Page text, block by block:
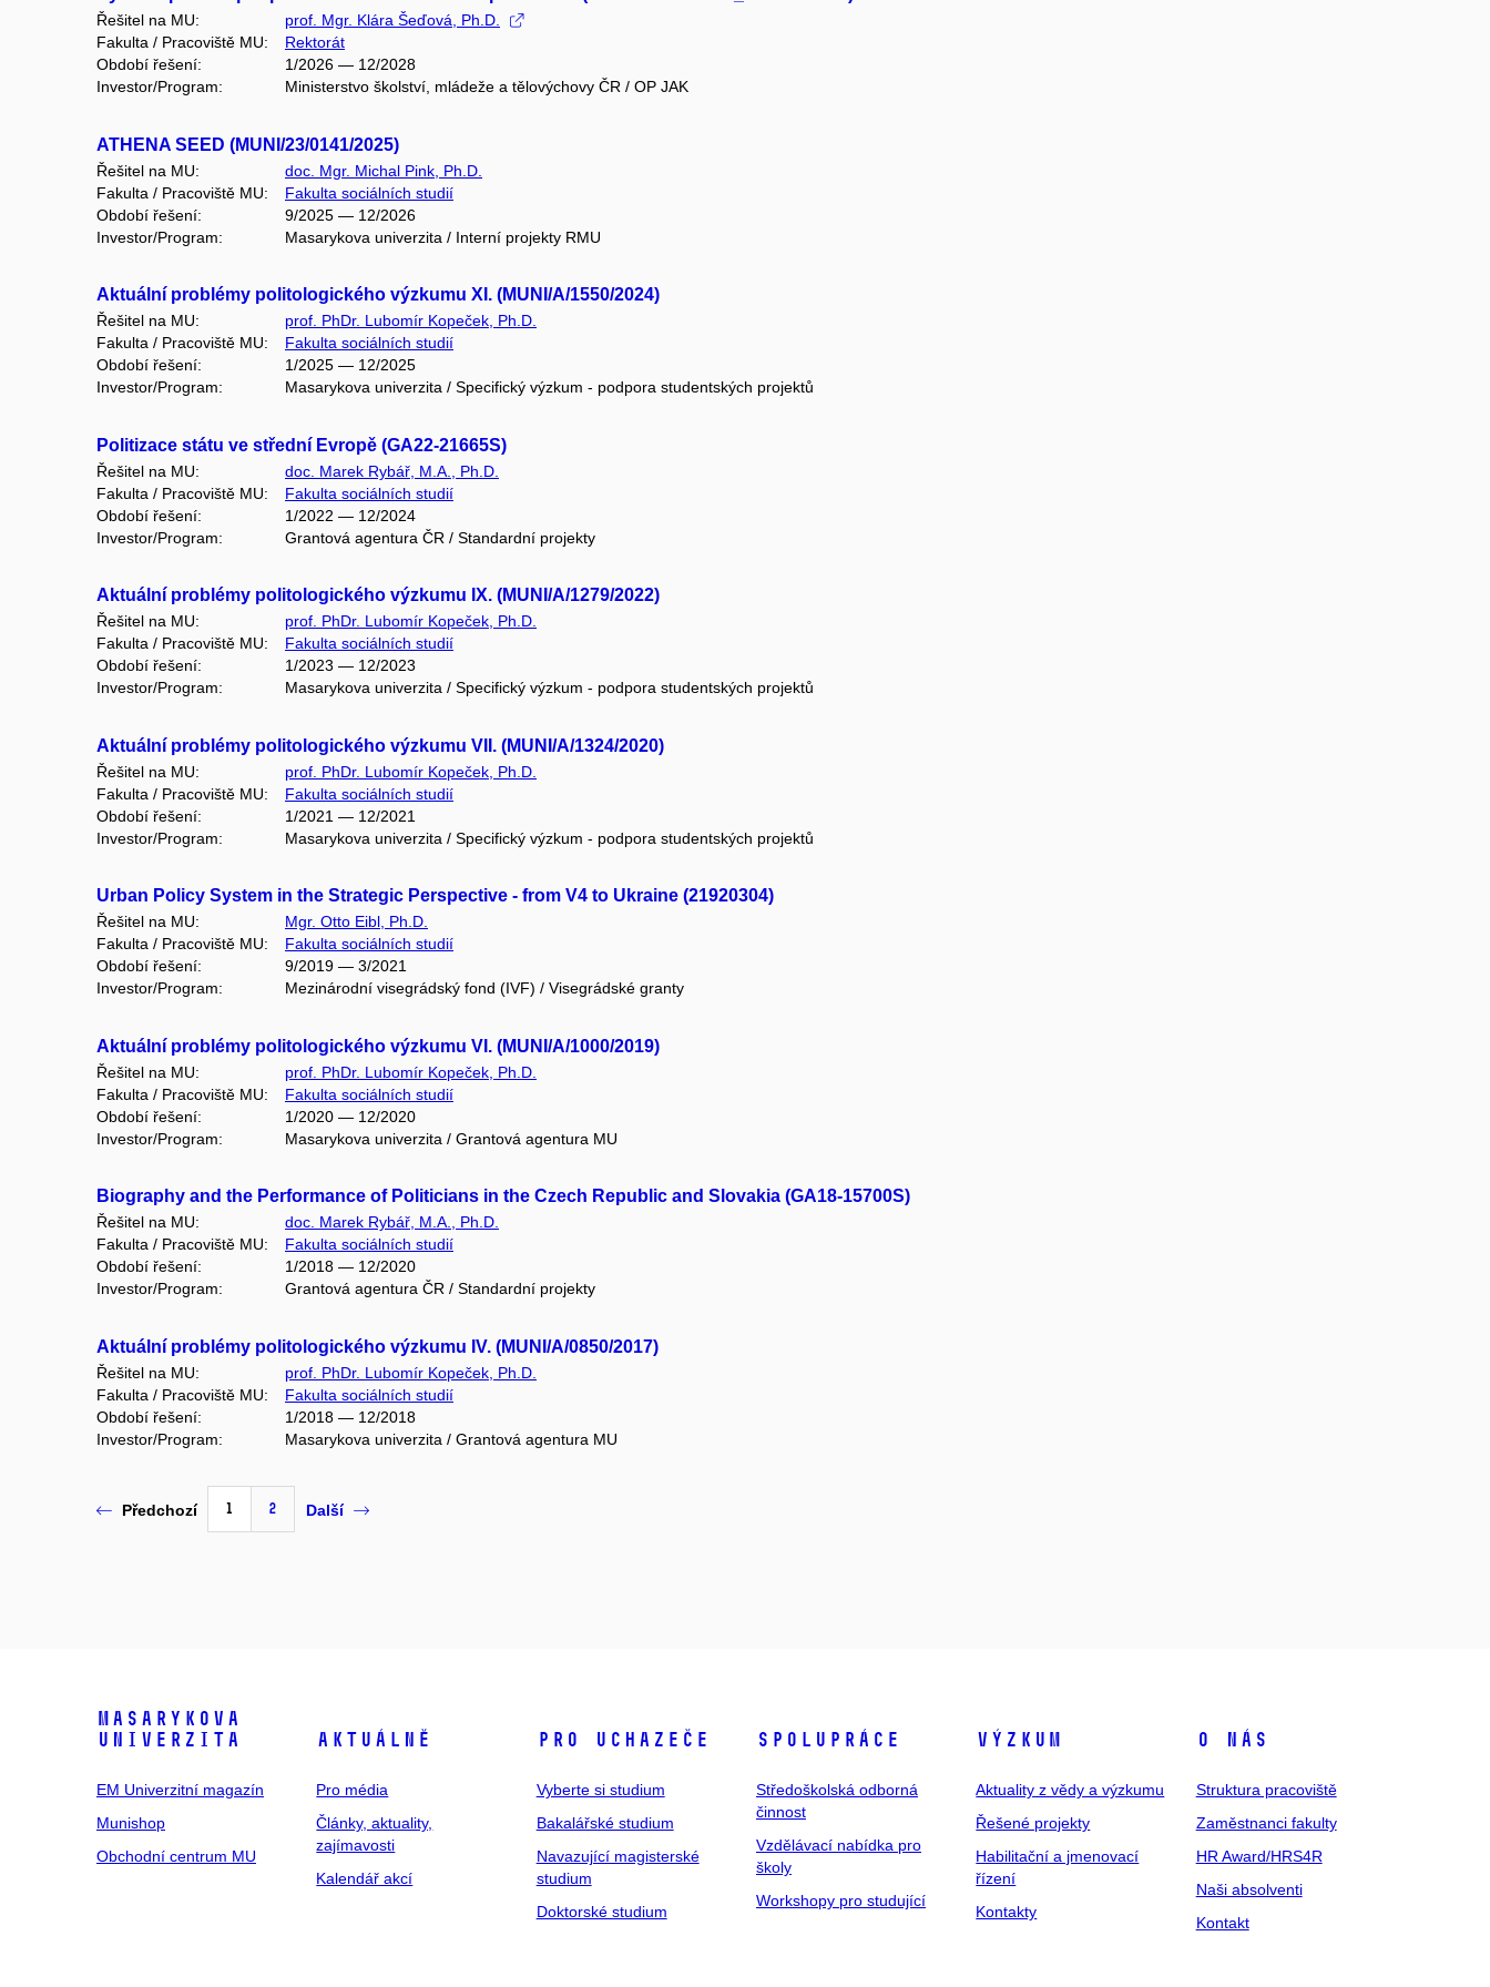
Řešitel na MU:
prof. Mgr. Klára Šeďová, Ph.D.
Fakulta / Pracoviště MU:
Rektorát
Období řešení:
1/2026 — 12/2028
Investor/Program:
Ministerstvo školství, mládeže a tělovýchovy ČR / OP JAK
ATHENA SEED (MUNI/23/0141/2025)
Řešitel na MU:
doc. Mgr. Michal Pink, Ph.D.
Fakulta / Pracoviště MU:
Fakulta sociálních studií
Období řešení:
9/2025 — 12/2026
Investor/Program:
Masarykova univerzita / Interní projekty RMU
Aktuální problémy politologického výzkumu XI. (MUNI/A/1550/2024)
Řešitel na MU:
prof. PhDr. Lubomír Kopeček, Ph.D.
Fakulta / Pracoviště MU:
Fakulta sociálních studií
Období řešení:
1/2025 — 12/2025
Investor/Program:
Masarykova univerzita / Specifický výzkum - podpora studentských projektů
Politizace státu ve střední Evropě (GA22-21665S)
Řešitel na MU:
doc. Marek Rybář, M.A., Ph.D.
Fakulta / Pracoviště MU:
Fakulta sociálních studií
Období řešení:
1/2022 — 12/2024
Investor/Program:
Grantová agentura ČR / Standardní projekty
Aktuální problémy politologického výzkumu IX. (MUNI/A/1279/2022)
Řešitel na MU:
prof. PhDr. Lubomír Kopeček, Ph.D.
Fakulta / Pracoviště MU:
Fakulta sociálních studií
Období řešení:
1/2023 — 12/2023
Investor/Program:
Masarykova univerzita / Specifický výzkum - podpora studentských projektů
Aktuální problémy politologického výzkumu VII. (MUNI/A/1324/2020)
Řešitel na MU:
prof. PhDr. Lubomír Kopeček, Ph.D.
Fakulta / Pracoviště MU:
Fakulta sociálních studií
Období řešení:
1/2021 — 12/2021
Investor/Program:
Masarykova univerzita / Specifický výzkum - podpora studentských projektů
Urban Policy System in the Strategic Perspective - from V4 to Ukraine (21920304)
Řešitel na MU:
Mgr. Otto Eibl, Ph.D.
Fakulta / Pracoviště MU:
Fakulta sociálních studií
Období řešení:
9/2019 — 3/2021
Investor/Program:
Mezinárodní visegrádský fond (IVF) / Visegrádské granty
Aktuální problémy politologického výzkumu VI. (MUNI/A/1000/2019)
Řešitel na MU:
prof. PhDr. Lubomír Kopeček, Ph.D.
Fakulta / Pracoviště MU:
Fakulta sociálních studií
Období řešení:
1/2020 — 12/2020
Investor/Program:
Masarykova univerzita / Grantová agentura MU
Biography and the Performance of Politicians in the Czech Republic and Slovakia (GA18-15700S)
Řešitel na MU:
doc. Marek Rybář, M.A., Ph.D.
Fakulta / Pracoviště MU:
Fakulta sociálních studií
Období řešení:
1/2018 — 12/2020
Investor/Program:
Grantová agentura ČR / Standardní projekty
Aktuální problémy politologického výzkumu IV. (MUNI/A/0850/2017)
Řešitel na MU:
prof. PhDr. Lubomír Kopeček, Ph.D.
Fakulta / Pracoviště MU:
Fakulta sociálních studií
Období řešení:
1/2018 — 12/2018
Investor/Program:
Masarykova univerzita / Grantová agentura MU
Předchozí 1 2 Další
Masarykova
univerzita
EM Univerzitní magazín
Munishop
Obchodní centrum MU
Aktuálně
Pro média
Články, aktuality,
zajímavosti
Kalendář akcí
Pro uchazeče
Vyberte si studium
Bakalářské studium
Navazující magisterské
studium
Doktorské studium
Spolupráce
Středoškolská odborná
činnost
Vzdělávací nabídka pro
školy
Workshopy pro studující
Výzkum
Aktuality z vědy a výzkumu
Řešené projekty
Habilitační a jmenovací
řízení
Kontakty
O nás
Struktura pracoviště
Zaměstnanci fakulty
HR Award/HRS4R
Naši absolventi
Kontakt